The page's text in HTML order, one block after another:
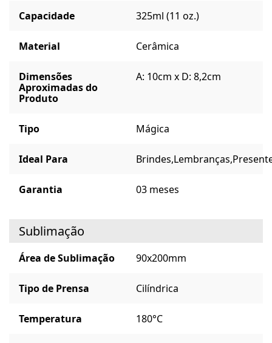
Capacidade 325ml (11 oz.)
Material Cerâmica
Dimensões
Aproximadas do
Produto
A: 10cm x D: 8,2cm
Tipo Mágica
Ideal Para Brindes,Lembranças,
Garantia 03 meses
Sublimação
Área de Sublimação 90x200mm
Tipo de Prensa Cilíndrica
Temperatura 180°C